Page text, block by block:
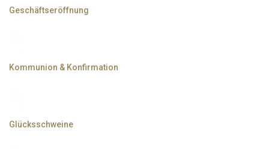
Geschäftseröffnung
Kommunion & Konfirmation
Glücksschweine